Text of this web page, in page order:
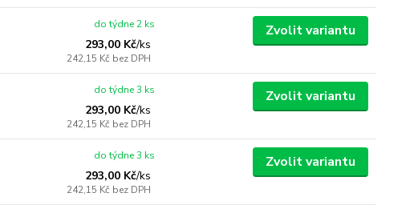
293,00 Kč/ks
242,15 Kč bez DPH
do týdne 2 ks Zvolit variantu
293,00 Kč/ks
242,15 Kč bez DPH
do týdne 3 ks Zvolit variantu
293,00 Kč/ks
242,15 Kč bez DPH
do týdne 3 ks Zvolit variantu